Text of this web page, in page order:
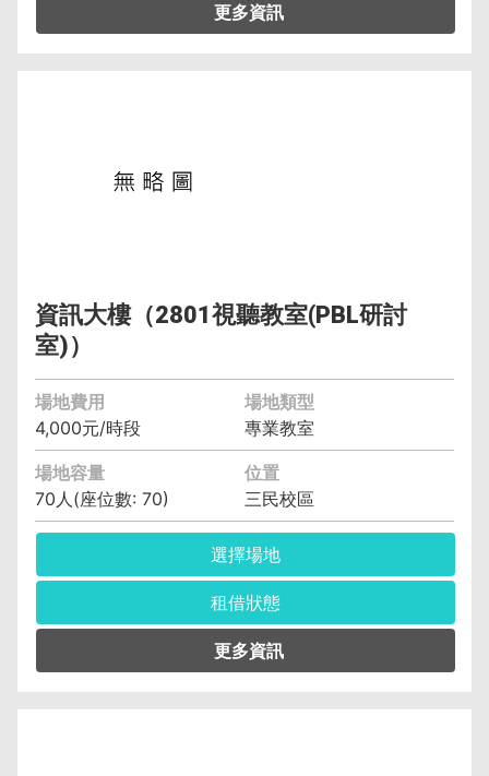
備註︰備有水電、燈光、空調
資訊大樓（2801視聽教室(PBL研討
室)）
場地費用
場地類型
4,000元/時段
專業教室
場地容量
位置
70人(座位數: 70)
三民校區
選擇場地
租借狀態